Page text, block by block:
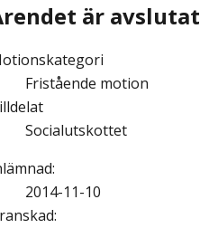
är avslutat
Fristående motion
Socialutskottet
:
2014-11-10
: